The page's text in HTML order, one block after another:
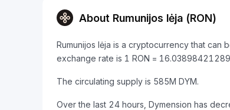
About Rumunijos lėja (RON)
Rumunijos lėja is a cryptocurrency that
exchange rate is 1 RON =
The circulating supply is 585M DYM.
Over the last 24 hours, Dymension has